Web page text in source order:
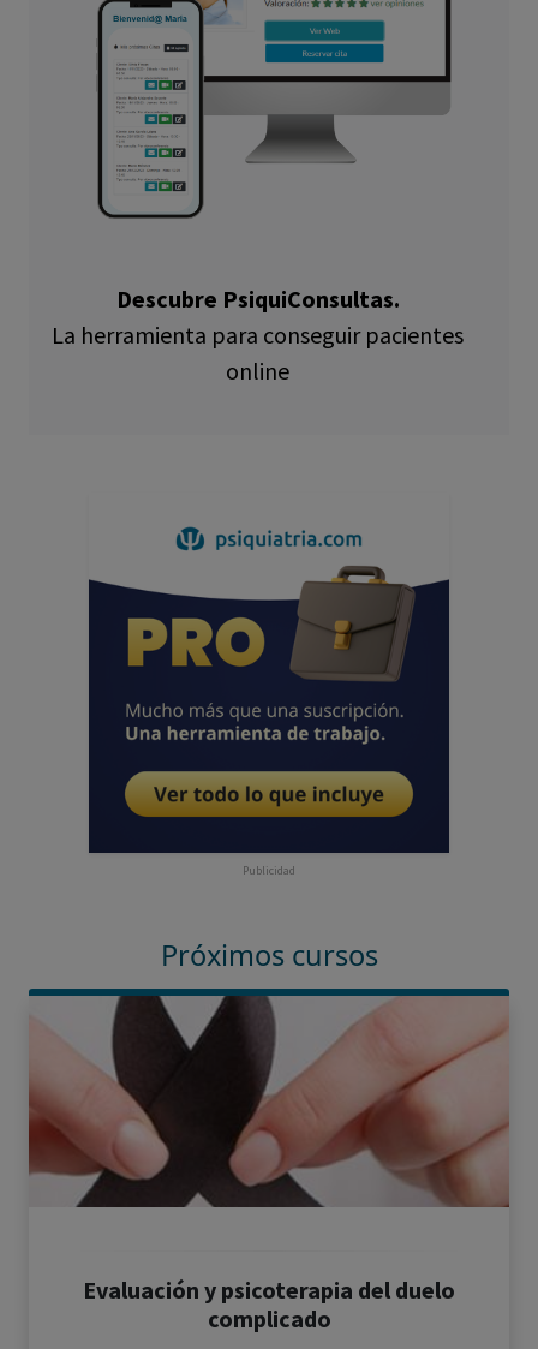
Descubre PsiquiConsultas.
La herramienta para conseguir pacientes
online
Publicidad
Próximos cursos
Evaluación y psicoterapia del duelo
complicado